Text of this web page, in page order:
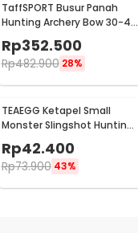
TaffSPORT Busur Panah
Hunting Archery Bow 30-45
LB - SA
Rp352.500
Rp482.900 28%
TEAEGG Ketapel Small
Monster Slingshot Hunting
Rp42.400
Rp73.900 43%